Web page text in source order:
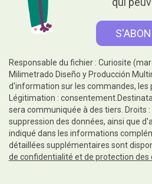
Responsable du fichier : Curiosite
Milimetrado Diseño y Producción
d'information sur les commandes, les
Légitimation :
sera communiquée à des tiers. Droits
suppression des données, ainsi que
indiqué dans les informations
détaillées supplémentaires sont
de confidentialité et de protection des